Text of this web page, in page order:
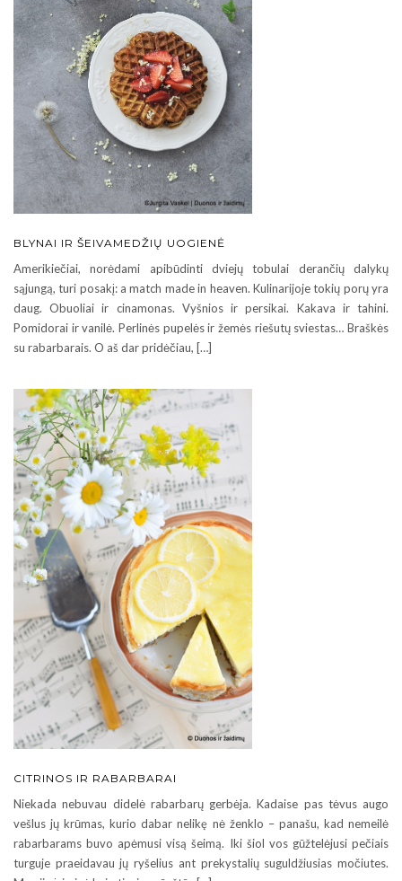
BLYNAI IR ŠEIVAMEDŽIŲ UOGIENĖ
Amerikiečiai, norėdami apibūdinti dviejų tobulai derančių dalykų
sąjungą, turi posakį: a match made in heaven. Kulinarijoje tokių porų yra
daug. Obuoliai ir cinamonas. Vyšnios ir persikai. Kakava ir tahini.
Pomidorai ir vanilė. Perlinės pupelės ir žemės riešutų sviestas… Braškės
su rabarbarais. O aš dar pridėčiau, […]
CITRINOS IR RABARBARAI
Niekada nebuvau didelė rabarbarų gerbėja. Kadaise pas tėvus augo
vešlus jų krūmas, kurio dabar nelikę nė ženklo – panašu, kad nemeilė
rabarbarams buvo apėmusi visą šeimą. Iki šiol vos gūžtelėjusi pečiais
turguje praeidavau jų ryšelius ant prekystalių suguldžiusias močiutes.